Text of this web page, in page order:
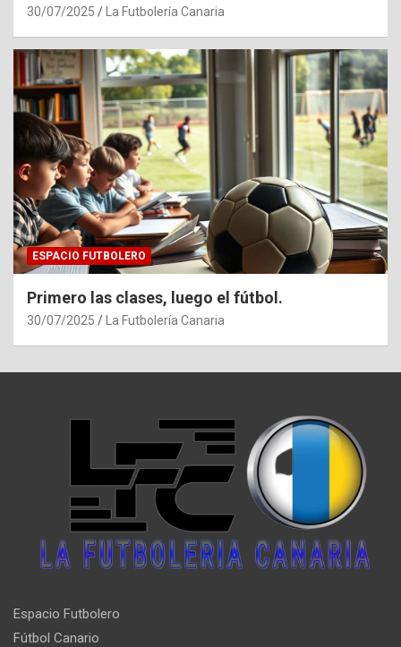
30/07/2025 La Futbolería Canaria
ESPACIO FUTBOLERO
Primero las clases, luego el fútbol.
30/07/2025 La Futbolería Canaria
Espacio Futbolero
Fútbol Canario